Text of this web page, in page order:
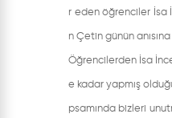
r eden öğrenciler İsa
n Çetin günün
Öğrencilerden İsa
e kadar yapmış
psamında bizleri